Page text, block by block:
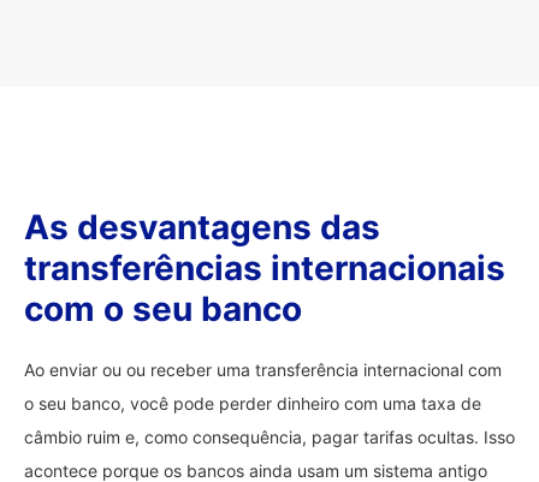
As desvantagens das
transferências internacionais
com o seu banco
Ao enviar ou ou receber uma transferência internacional com
o seu banco, você pode perder dinheiro com uma taxa de
câmbio ruim e, como consequência, pagar tarifas ocultas. Isso
acontece porque os bancos ainda usam um sistema antigo